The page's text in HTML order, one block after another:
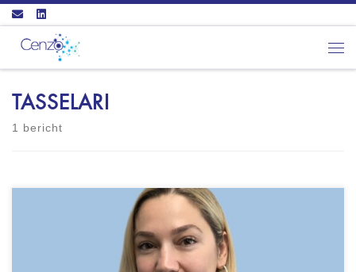
Ga naar inhoud
TASSELARI
1 bericht
Lifechanger practice Nieuwezijds Voorburgwal